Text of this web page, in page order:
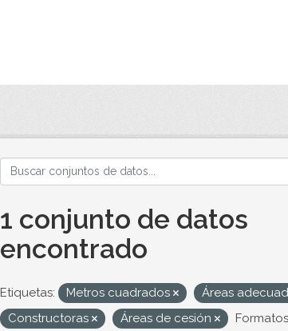
1 conjunto de datos
encontrado
Etiquetas: Metros cuadrados Áreas
Constructoras
Áreas de cesión